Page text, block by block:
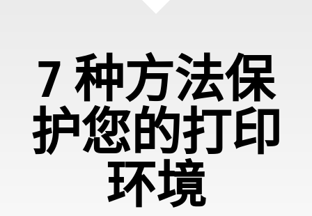
7 种方法保
护您的打印
环境